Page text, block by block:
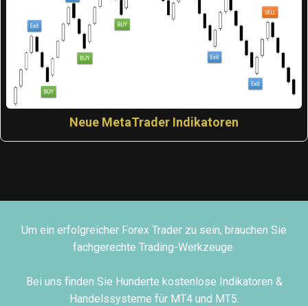
Neue MetaTrader Indikatoren
Um ein erfolgreicher Forex Trader zu sein, brauchen Sie
fachgerechte Trading-Werkzeuge.
Bei uns finden Sie Hunderte kostenlose Indikatoren &
Handelssysteme für MT4 und MT5.